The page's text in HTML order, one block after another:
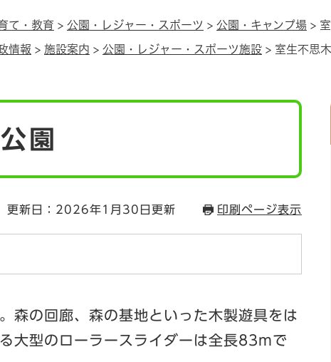
て・教育 > 公園・レジャー・スポーツ > 公園・キャンプ場 >
情報 > 施設案内 > 公園・レジャー・スポーツ施設 > 室生不思
園
更新日：2026年1月30日更新 印刷ページ表示
森の回廊、森の基地といった木製遊具をは
大型のローラースライダーは全長83mで